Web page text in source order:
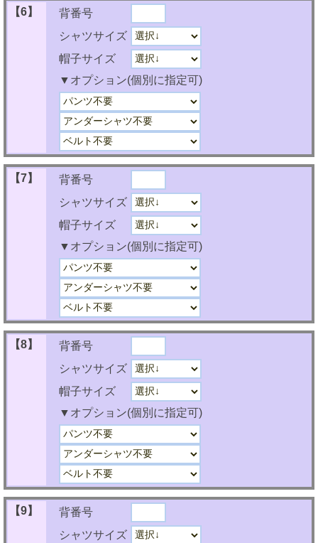
【6】
背番号
シャツサイズ
帽子サイズ
▼オプション(個別に指定可)
【7】
背番号
シャツサイズ
帽子サイズ
▼オプション(個別に指定可)
【8】
背番号
シャツサイズ
帽子サイズ
▼オプション(個別に指定可)
【9】
背番号
シャツサイズ